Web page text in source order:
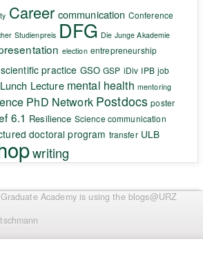
Career communication Conference
Studienpreis DFG Die Junge Akademie
election entrepreneurship
practice GSO GSP iDiv IPB job
Lunch Lecture mental health mentoring
PhD Network Postdocs poster
6.1 Resilience Science communication
doctoral program transfer ULB
writing
Academyis using the blogs@URZ